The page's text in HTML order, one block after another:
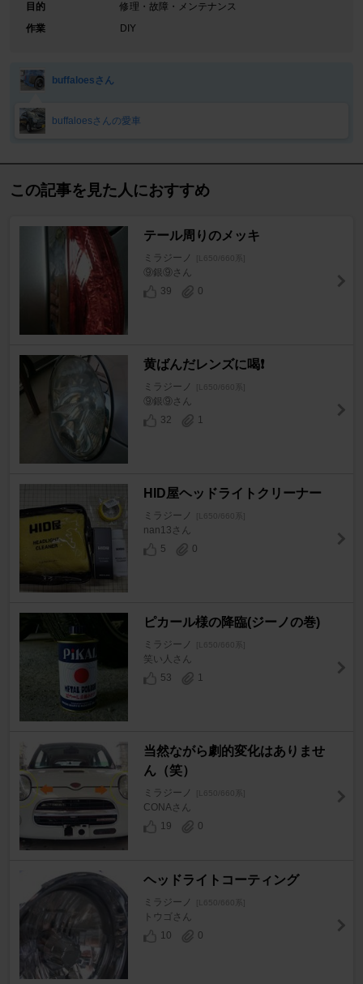
目的
修理・故障・メンテナンス
作業
DIY
buffaloesさん
buffaloesさんの愛車
この記事を見た人におすすめ
テール周りのメッキ
ミラジーノ [L650/660系]
⑨銀⑨さん
39
0
黄ばんだレンズに喝❗
ミラジーノ [L650/660系]
⑨銀⑨さん
32
1
HID屋ヘッドライトクリーナー
ミラジーノ [L650/660系]
nan13さん
5
0
ピカール様の降臨(ジーノの巻)
ミラジーノ [L650/660系]
笑い人さん
53
1
当然ながら劇的変化はありませ
ん（笑）
ミラジーノ [L650/660系]
CONAさん
19
0
ヘッドライトコーティング
ミラジーノ [L650/660系]
トウゴさん
10
0